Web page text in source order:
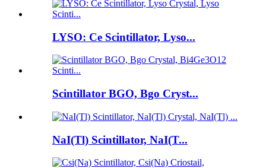
LYSO: Ce Scintillator, Lyso...
Scintillator BGO, Bgo Cryst...
NaI(Tl) Scintillator, NaI(T...